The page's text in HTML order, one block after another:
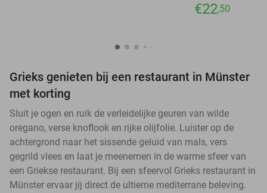
€22,50
Grieks genieten bij een restaurant in Münster
met korting
Sluit je ogen en ruik de verleidelijke geuren van wilde
oregano, verse knoflook en rijke olijfolie. Luister op de
achtergrond naar het sissende geluid van mals, vers
gegrild vlees en laat je meenemen in de warme sfeer van
een Griekse restaurant. Bij een sfeervol Grieks restaurant in
Münster ervaar jij direct de ultieme mediterrane beleving.